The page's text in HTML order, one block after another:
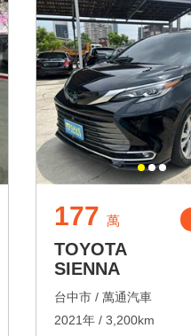
177 萬
TOYOTA
SIENNA
台中市 / 萬通汽車
2021年 / 3,200km